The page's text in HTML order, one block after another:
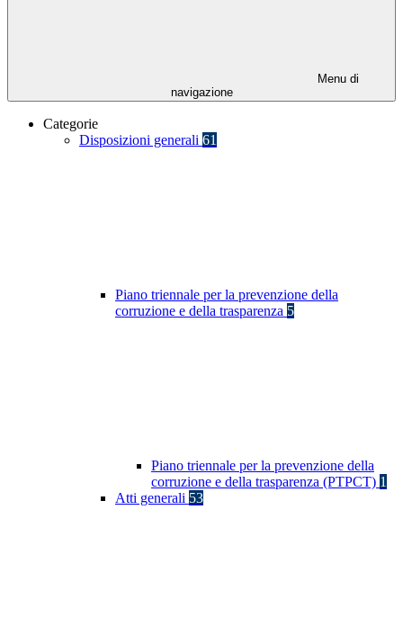
Menu di
navigazione
Categorie
Disposizioni generali 61
Piano triennale per la prevenzione della
corruzione e della trasparenza 5
Piano triennale per la prevenzione della
corruzione e della trasparenza (PTPCT) 1
Atti generali 53